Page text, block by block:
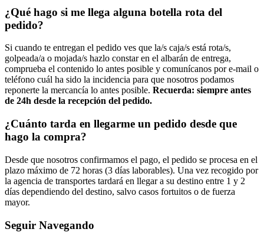
¿Qué hago si me llega alguna botella rota del
pedido?
Si cuando te entregan el pedido ves que la/s caja/s está rota/s,
golpeada/a o mojada/s hazlo constar en el albarán de entrega,
comprueba el contenido lo antes posible y comunícanos por e-mail o
teléfono cuál ha sido la incidencia para que nosotros podamos
reponerte la mercancía lo antes posible. Recuerda: siempre antes
de 24h desde la recepción del pedido.
¿Cuánto tarda en llegarme un pedido desde que
hago la compra?
Desde que nosotros confirmamos el pago, el pedido se procesa en el
plazo máximo de 72 horas (3 días laborables). Una vez recogido por
la agencia de transportes tardará en llegar a su destino entre 1 y 2
días dependiendo del destino, salvo casos fortuitos o de fuerza
mayor.
Seguir Navegando